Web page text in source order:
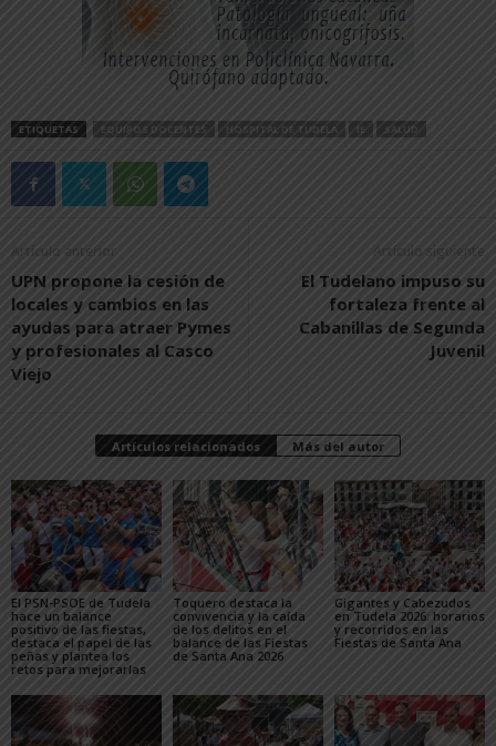
ETIQUETAS EQUIPOS DOCENTES HOSPITAL DE TUDELA IE SALUD
Artículo anterior
UPN propone la cesión de
locales y cambios en las
ayudas para atraer Pymes
y profesionales al Casco
Viejo
Artículo siguiente
El Tudelano impuso su
fortaleza frente al
Cabanillas de Segunda
Juvenil
Artículos relacionados Más del autor
El PSN-PSOE de Tudela
hace un balance
positivo de las fiestas,
destaca el papel de las
peñas y plantea los
retos para mejorarlas
Toquero destaca la
convivencia y la caída
de los delitos en el
balance de las Fiestas
de Santa Ana 2026
Gigantes y Cabezudos
en Tudela 2026: horarios
y recorridos en las
Fiestas de Santa Ana